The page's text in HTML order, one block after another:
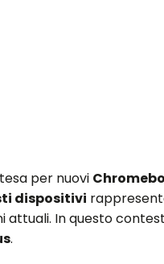
per nuovi
dispositivi
attuali. In questo
.